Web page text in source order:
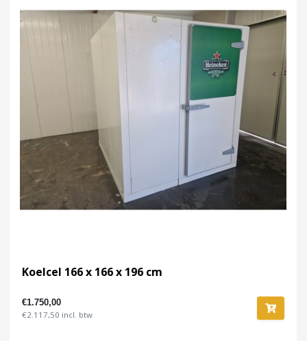
Koelcel 166 x 166 x 196 cm
€1.750,00
€2.117,50 incl. btw